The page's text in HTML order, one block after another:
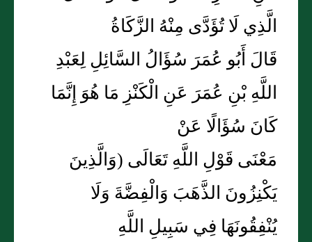
الَّذِي لَا تُؤَدَّى مِنْهُ الزَّكَاةُ
قَالَ أَبُو عُمَرَ سُؤَالُ السَّائِلِ لِعَبْدِ
اللَّهِ بْنِ عُمَرَ عَنِ الْكَنْزِ مَا هُوَ إِنَّمَا
كَانَ سُؤَالًا عَنْ
مَعْنَى قَوْلِ اللَّهِ تَعَالَى (وَالَّذِينَ
يَكْنِزُونَ الذَّهَبَ وَالْفِضَّةَ وَلَا
يُنْفِقُونَهَا فِي سَبِيلِ اللَّهِ